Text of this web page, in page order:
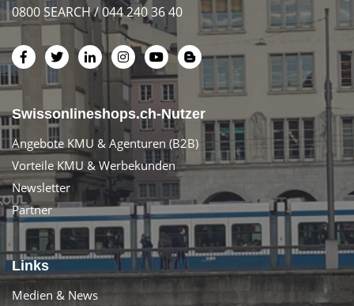
0800 SEARCH / 044 240 36 40
Swissonlineshops.ch-Nutzer
Angebote KMU & Agenturen (B2B)
Vorteile KMU & Werbekunden
Newsletter
Partner
Links
Medien & News